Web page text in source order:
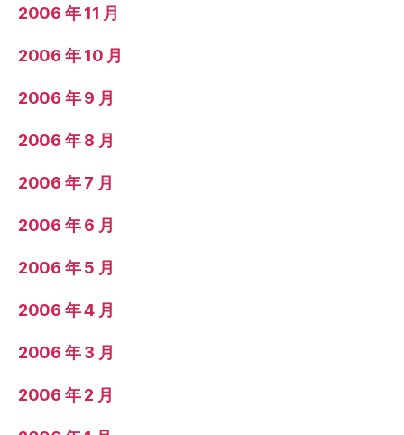
2006 年 11 月
2006 年 10 月
2006 年 9 月
2006 年 8 月
2006 年 7 月
2006 年 6 月
2006 年 5 月
2006 年 4 月
2006 年 3 月
2006 年 2 月